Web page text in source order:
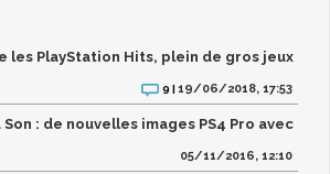
les PlayStation Hits, plein de gros jeux
9 |19/06/2018, 17:53
Son : de nouvelles images PS4 Pro avec
05/11/2016, 12:10